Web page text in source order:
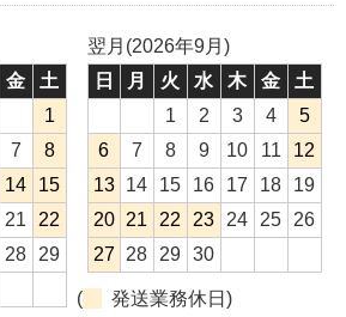
金
土
1
7
8
14
15
21
22
28
29
翌月(2026年9月)
日
月 火 水 木 金
土
1
2 3 4
5
6
7 8 9 10 11
12
13
14 15 16 17 18
19
20
21 22 23 24 25
26
27
28 29 30
( 発送業務休日)